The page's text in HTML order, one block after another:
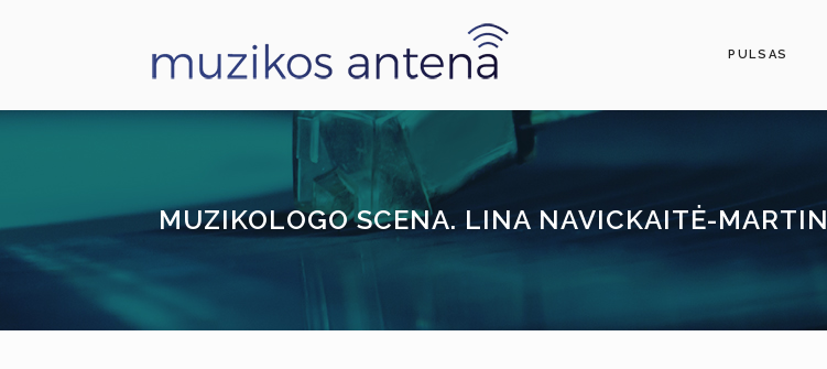
PULSAS
MUZIKOLOGO SCENA. LINA NAVICKAITĖ-